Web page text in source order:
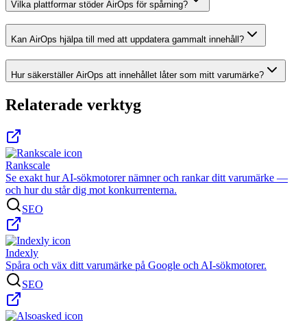
Vilka plattformar stöder AirOps för spårning?
Kan AirOps hjälpa till med att uppdatera gammalt innehåll?
Hur säkerställer AirOps att innehållet låter som mitt varumärke?
Relaterade verktyg
Rankscale
Se exakt hur AI-sökmotorer nämner och rankar ditt varumärke —
och hur du står dig mot konkurrenterna.
SEO
Indexly
Spåra och väx ditt varumärke på Google och AI-sökmotorer.
SEO